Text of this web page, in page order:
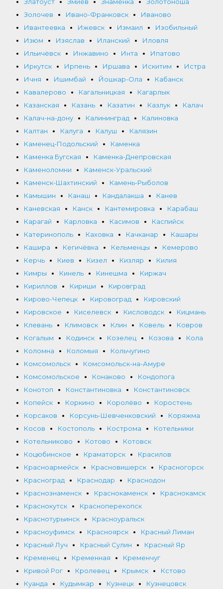
Золочев
Ивано-Франковск
Иваново
Ивантеевка
Ижевск Измаил
Изобильный
Изюм
Изяслав Иланский
Иловля
Ильичёвск
Инжавино Инта
Ипатово
Иркутск
Ирпень Иршава Искитим
Истра
Ичня
Ишимбай Йошкар-Ола
Кабанск
Кавалерово
Кагальницкая
Кагарлык
Казанская
Казань Казатин Казлук
Калач
Калач-на-дону
Калининград
Калиновка
Калтан
Калуга Калуш
Калязин
Каменец-Подольский
Каменка
Каменка Бугская
Каменка-Днепровская
Каменоломни
Каменск-Уральский
Каменск-Шахтинский
Камень-Рыболов
Камышин
Канаш Кандалакша
Канев
Каневская
Канск Кантемировка
Карабаш
Карагай
Карловка Касимов
Каспийск
Катеринополь
Каховка Качканар
Кашары
Кашира
Кегичёвка Кельменцы
Кемерово
Керчь
Киев Кизел Кизляр
Килия
Кимры
Кинель Кинешма
Киржач
Кириллов
Кириши
Кировград
Кирово-Чепецк
Кировоград
Кировский
Кировское
Киселевск Кисловодск
Кицмань
Клевань
Климовск Клин Ковель
Ковров
Когалым
Кодинск Козелец Козова
Кола
Коломна
Коломыя
Кольчугино
Комсомольск
Комсомольск-на-Амуре
Комсомольское
Конаково
Кондопога
Конотоп
Константиновка
Константиновск
Копейск
Коркино Королёво
Коростень
Корсаков
Корсунь-Шевченковский
Коряжма
Косов
Костополь Кострома
Котельники
Котельниково
Котово
Котовск
Коцюбинское
Краматорск
Красилов
Красноармейск
Красновишерск
Красногорск
Красноград
Краснодар
Краснодон
Краснознаменск
Краснокаменск
Краснокамск
Краснокутск
Красноперекопск
Краснотурьинск
Красноуральск
Красноуфимск
Красноярск
Красный Лиман
Красный Луч
Красный Сулин
Красный Яр
Кременец
Кременная
Кременчуг
Кривой Рог
Кролевец Крымск
Кстово
Куанда
Кудымкар Кузнецк
Кузнецовск